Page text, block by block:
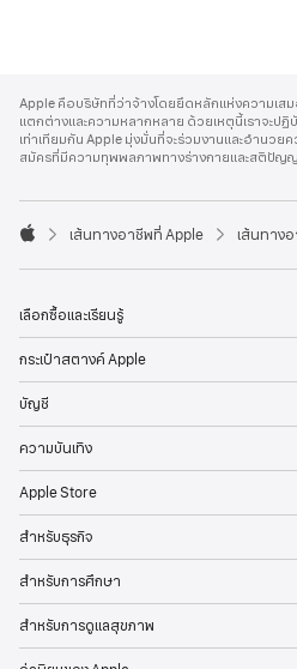
p
p
l
e
o
t
r
Apple คือบริษัทที่ว่าจ้างโดยยึดหลักแห่งความเส
แตกต่างและความหลากหลาย ด้วยเหตุนี้เราจะป
เท่าเทียมกัน Apple มุ่งมั่นที่จะร่วมงานและอำนวย
สมัครที่มีความทุพพลภาพทางร่างกายและสติปัญ

p
l
เส้นทางอาชีพที่ Apple เส้นทาง
เลือกซื้อและเรียนรู้
กระเป๋าสตางค์ Apple
บัญชี
ความบันเทิง
Apple Store
สำหรับธุรกิจ
สำหรับการศึกษา
สำหรับการดูแลสุขภาพ